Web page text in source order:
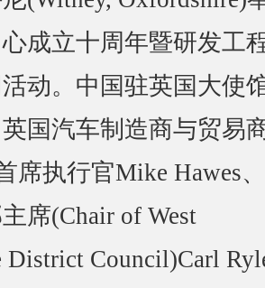
成立十周年暨研发工
动。中国驻英国大使
国汽车制造商与贸易
席执行官Mike Hawes
席(Chair of West
District Council)Carl